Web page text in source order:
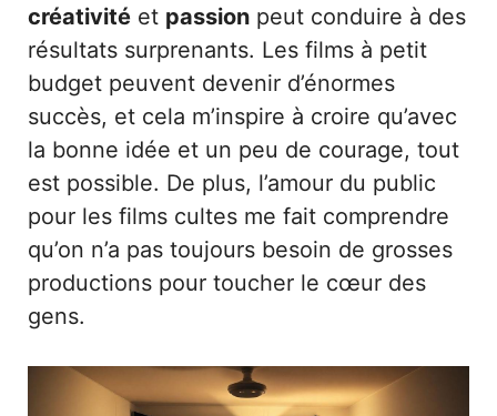
créativité et passion peut conduire à des
résultats surprenants. Les films à petit
budget peuvent devenir d’énormes
succès, et cela m’inspire à croire qu’avec
la bonne idée et un peu de courage, tout
est possible. De plus, l’amour du public
pour les films cultes me fait comprendre
qu’on n’a pas toujours besoin de grosses
productions pour toucher le cœur des
gens.